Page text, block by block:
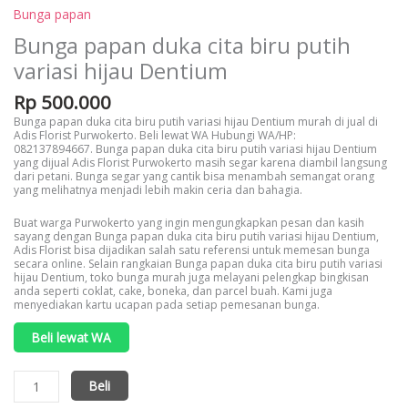
Bunga papan
Bunga papan duka cita biru putih
variasi hijau Dentium
Rp 500.000
Bunga papan duka cita biru putih variasi hijau Dentium murah di jual di
Adis Florist Purwokerto. Beli lewat WA Hubungi WA/HP:
082137894667. Bunga papan duka cita biru putih variasi hijau Dentium
yang dijual Adis Florist Purwokerto masih segar karena diambil langsung
dari petani. Bunga segar yang cantik bisa menambah semangat orang
yang melihatnya menjadi lebih makin ceria dan bahagia.
Buat warga Purwokerto yang ingin mengungkapkan pesan dan kasih
sayang dengan Bunga papan duka cita biru putih variasi hijau Dentium,
Adis Florist bisa dijadikan salah satu referensi untuk memesan bunga
secara online. Selain rangkaian Bunga papan duka cita biru putih variasi
hijau Dentium, toko bunga murah juga melayani pelengkap bingkisan
anda seperti coklat, cake, boneka, dan parcel buah. Kami juga
menyediakan kartu ucapan pada setiap pemesanan bunga.
Beli lewat WA
Kuantitas
Bunga
Beli